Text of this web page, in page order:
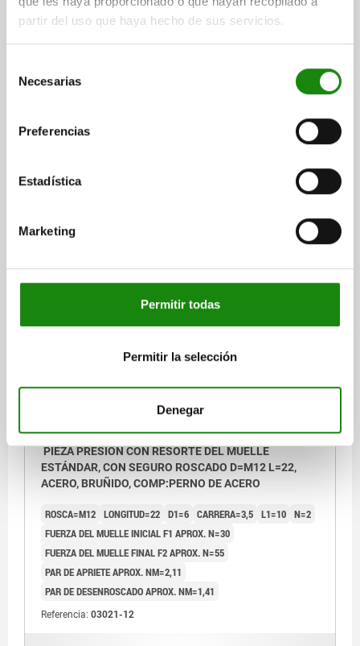
partir del uso que haya hecho de sus servicios.
Necesarias
Preferencias
Estadística
Marketing
Permitir todas
Permitir la selección
Denegar
PIEZA PRESIÓN CON RESORTE DEL MUELLE
PAR DE DESENROSCADO APROX. NM=0,62
más gastos de envío
PIEZA PRESIÓN CON RESORTE DEL MUELLE
ESTÁNDAR, CON SEGURO ROSCADO D=M12 L=22,
ACERO, BRUÑIDO, COMP:PERNO DE ACERO
ROSCA=M12 LONGITUD=22 D1=6 CARRERA=3,5 L1=10 N=2
FUERZA DEL MUELLE INICIAL F1 APROX. N=30
FUERZA DEL MUELLE FINAL F2 APROX. N=55
PAR DE APRIETE APROX. NM=2,11
PAR DE DESENROSCADO APROX. NM=1,41
Referencia: 03021-12